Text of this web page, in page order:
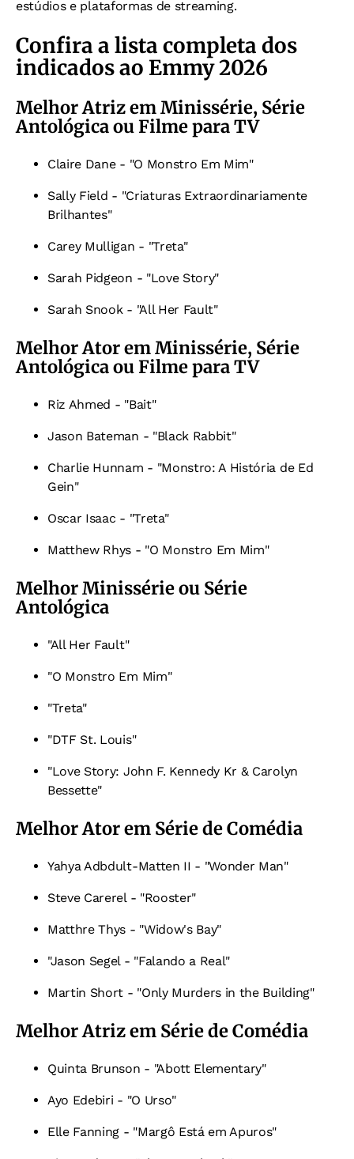
estúdios e plataformas de streaming.
Confira a lista completa dos
indicados ao Emmy 2026
Melhor Atriz em Minissérie, Série
Antológica ou Filme para TV
Claire Dane - "O Monstro Em Mim"
Sally Field - "Criaturas Extraordinariamente
Brilhantes"
Carey Mulligan - "Treta"
Sarah Pidgeon - "Love Story"
Sarah Snook - "All Her Fault"
Melhor Ator em Minissérie, Série
Antológica ou Filme para TV
Riz Ahmed - "Bait"
Jason Bateman - "Black Rabbit"
Charlie Hunnam - "Monstro: A História de Ed
Gein"
Oscar Isaac - "Treta"
Matthew Rhys - "O Monstro Em Mim"
Melhor Minissérie ou Série
Antológica
"All Her Fault"
"O Monstro Em Mim"
"Treta"
"DTF St. Louis"
"Love Story: John F. Kennedy Kr & Carolyn
Bessette"
Melhor Ator em Série de Comédia
Yahya Adbdult-Matten II - "Wonder Man"
Steve Carerel - "Rooster"
Matthre Thys - "Widow's Bay"
"Jason Segel - "Falando a Real"
Martin Short - "Only Murders in the Building"
Melhor Atriz em Série de Comédia
Quinta Brunson - "Abott Elementary"
Ayo Edebiri - "O Urso"
Elle Fanning - "Margô Está em Apuros"